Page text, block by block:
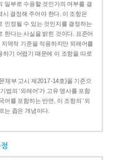
일부로 수용할 것인가의 여부를 결
결정해 주어야 한다. 이 조항은
인정될 수 있는 것인지를 결정하는
한다는 사실을 밝힌 것이다. 표준어
역적 기준을 적용하지만 외래어를
기 어렵기 때문에 이 조항을 따로
체부 고시 제2017-14호)을 기준으
법의 ‘외래어’가 고유 명사를 포함
를 포함하는 반면, 이 조항의 ‘외
는 좁은 개념이다.